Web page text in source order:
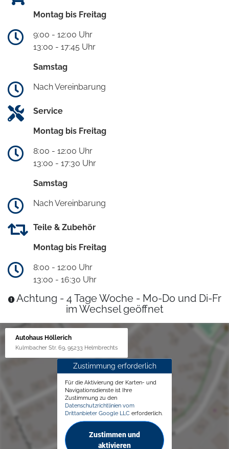
Montag bis Freitag
9:00 - 12:00 Uhr
13:00 - 17:45 Uhr
Samstag
Nach Vereinbarung
Service
Montag bis Freitag
8:00 - 12:00 Uhr
13:00 - 17:30 Uhr
Samstag
Nach Vereinbarung
Teile & Zubehör
Montag bis Freitag
8:00 - 12:00 Uhr
13:00 - 16:30 Uhr
Achtung - 4 Tage Woche - Mo-Do und Di-Fr
im Wechsel geöffnet
Autohaus Höllerich
Kulmbacher Str. 69, 95233 Helmbrechts
Zustimmung erforderlich
Für die Aktivierung der Karten- und
Navigationsdienste ist Ihre
Zustimmung zu den
Datenschutzrichtlinien vom
Drittanbieter Google LLC erforderlich.
Zustimmen und
aktivieren